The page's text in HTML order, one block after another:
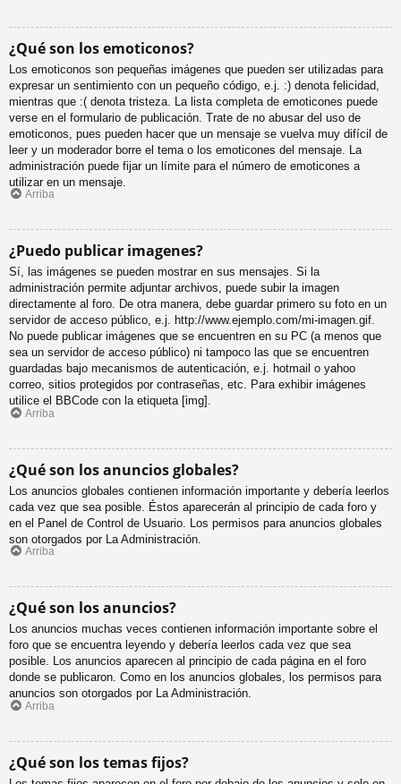
¿Qué son los emoticonos?
Los emoticonos son pequeñas imágenes que pueden ser utilizadas para
expresar un sentimiento con un pequeño código, e.j. :) denota felicidad,
mientras que :( denota tristeza. La lista completa de emoticones puede
verse en el formulario de publicación. Trate de no abusar del uso de
emoticonos, pues pueden hacer que un mensaje se vuelva muy difícil de
leer y un moderador borre el tema o los emoticones del mensaje. La
administración puede fijar un límite para el número de emoticones a
utilizar en un mensaje.
Arriba
¿Puedo publicar imagenes?
Sí, las imágenes se pueden mostrar en sus mensajes. Si la
administración permite adjuntar archivos, puede subir la imagen
directamente al foro. De otra manera, debe guardar primero su foto en un
servidor de acceso público, e.j. http://www.ejemplo.com/mi-imagen.gif.
No puede publicar imágenes que se encuentren en su PC (a menos que
sea un servidor de acceso público) ni tampoco las que se encuentren
guardadas bajo mecanismos de autenticación, e.j. hotmail o yahoo
correo, sitios protegidos por contraseñas, etc. Para exhibir imágenes
utilice el BBCode con la etiqueta [img].
Arriba
¿Qué son los anuncios globales?
Los anuncios globales contienen información importante y debería leerlos
cada vez que sea posible. Éstos aparecerán al principio de cada foro y
en el Panel de Control de Usuario. Los permisos para anuncios globales
son otorgados por La Administración.
Arriba
¿Qué son los anuncios?
Los anuncios muchas veces contienen información importante sobre el
foro que se encuentra leyendo y debería leerlos cada vez que sea
posible. Los anuncios aparecen al principio de cada página en el foro
donde se publicaron. Como en los anuncios globales, los permisos para
anuncios son otorgados por La Administración.
Arriba
¿Qué son los temas fijos?